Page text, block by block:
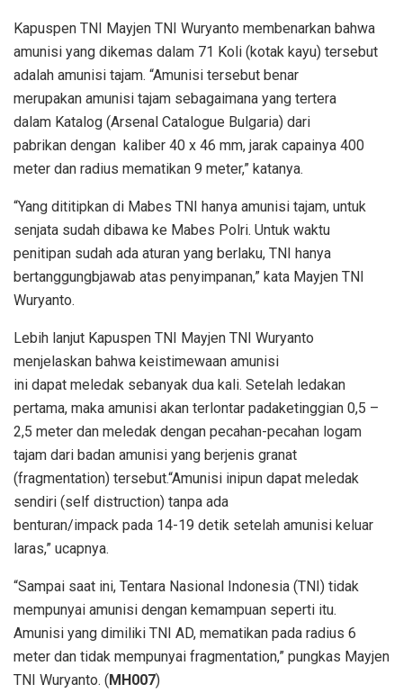
Kapuspen TNI Mayjen TNI Wuryanto membenarkan bahwa
amunisi yang dikemas dalam 71 Koli (kotak kayu) tersebut
adalah amunisi tajam. “Amunisi tersebut benar
merupakan amunisi tajam sebagaimana yang tertera
dalam Katalog (Arsenal Catalogue Bulgaria) dari
pabrikan dengan kaliber 40 x 46 mm, jarak capainya 400
meter dan radius mematikan 9 meter,” katanya.
“Yang dititipkan di Mabes TNI hanya amunisi tajam, untuk
senjata sudah dibawa ke Mabes Polri. Untuk waktu
penitipan sudah ada aturan yang berlaku, TNI hanya
bertanggungbjawab atas penyimpanan,” kata Mayjen TNI
Wuryanto.
Lebih lanjut Kapuspen TNI Mayjen TNI Wuryanto
menjelaskan bahwa keistimewaan amunisi
ini dapat meledak sebanyak dua kali. Setelah ledakan
pertama, maka amunisi akan terlontar padaketinggian 0,5 –
2,5 meter dan meledak dengan pecahan-pecahan logam
tajam dari badan amunisi yang berjenis granat
(fragmentation) tersebut.“Amunisi inipun dapat meledak
sendiri (self distruction) tanpa ada
benturan/impack pada 14-19 detik setelah amunisi keluar
laras,” ucapnya.
“Sampai saat ini, Tentara Nasional Indonesia (TNI) tidak
mempunyai amunisi dengan kemampuan seperti itu.
Amunisi yang dimiliki TNI AD, mematikan pada radius 6
meter dan tidak mempunyai fragmentation,” pungkas Mayjen
TNI Wuryanto. (MH007)